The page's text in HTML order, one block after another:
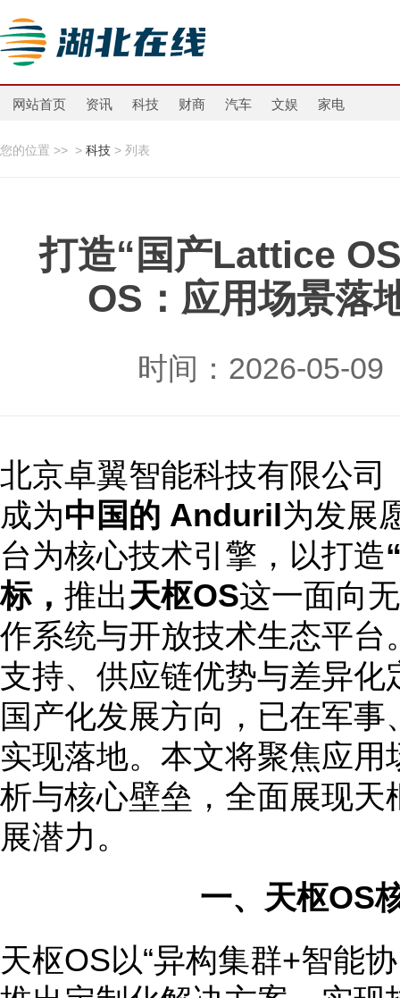
网站首页 资讯 科技 财商 汽车 文娱 家电
您的位置 >> > 科技 > 列表
打造“国产Lattice
OS：应用场景落
时间：2026-05-
北京卓翼智能科技有限公司
成为中国的 Anduril为发展
台为核心技术引擎，以打造
标， 推出天枢OS这一面向
作系统与开放技术生态平
支持、供应链优势与差异
国产化发展方向，已在军
实现落地。本文将聚焦应
析与核心壁垒，全面展现
展潜力。
一、天枢OS
天枢OS以“异构集群+智能